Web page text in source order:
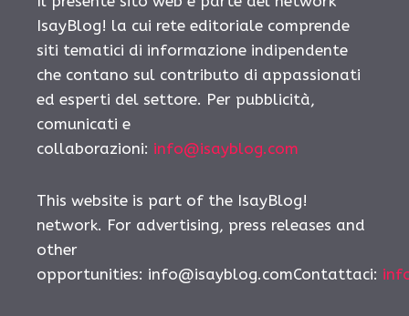
IsayBlog! la cui rete editoriale comprende
siti tematici di informazione indipendente
che contano sul contributo di appassionati
ed esperti del settore. Per pubblicità,
comunicati e
collaborazioni: info@isayblog.com
This website is part of the IsayBlog!
network. For advertising, press releases and
other
opportunities: info@isayblog.comContattaci: